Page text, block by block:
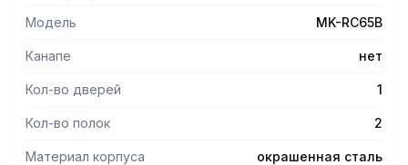
Модель MK-RC65B
Канапе нет
Кол-во дверей 1
Кол-во полок 2
Материал корпуса окрашенная сталь